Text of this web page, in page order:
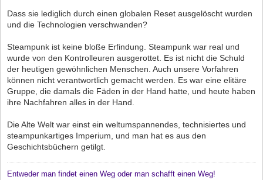
Dass sie lediglich durch einen globalen Reset ausgelöscht wurden
und die Technologien verschwanden?
Steampunk ist keine bloße Erfindung. Steampunk war real und
wurde von den Kontrolleuren ausgerottet. Es ist nicht die Schuld
der heutigen gewöhnlichen Menschen. Auch unsere Vorfahren
können nicht verantwortlich gemacht werden. Es war eine elitäre
Gruppe, die damals die Fäden in der Hand hatte, und heute haben
ihre Nachfahren alles in der Hand.
Die Alte Welt war einst ein weltumspannendes, technisiertes und
steampunkartiges Imperium, und man hat es aus den
Geschichtsbüchern getilgt.
Entweder man findet einen Weg oder man schafft einen Weg!